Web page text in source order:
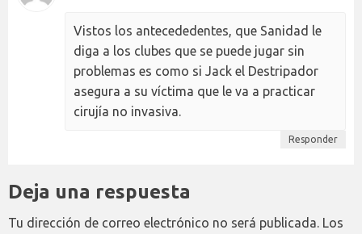
Vistos los antecededentes, que Sanidad le
diga a los clubes que se puede jugar sin
problemas es como si Jack el Destripador
asegura a su víctima que le va a practicar
cirujía no invasiva.
Responder
Deja una respuesta
Tu dirección de correo electrónico no será publicada. Los